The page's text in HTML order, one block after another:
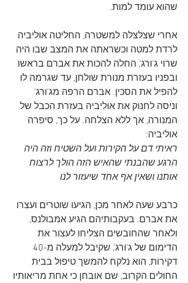
שהוא עומד למות.
אחרי שצלצלה למשטרה, החליטה אוליביה
לרדת למטה וכשראתה את המצב שבו היה
שרוי ג'ורג', החלה להכות את אברם בראשו
ובפניו בעזרת מנורת שולחן, עד שגרמה לו
להפיל את הסכין. אברם הרפה מג'ורג'
וניסה לחנוק את אוליביה בעזרת הכבל של
המנורה, אך ללא הצלחה. על כך, סיפרה
אוליביה:
ראיתי דם על הקירות ועל השטיח וזה היה
הרגע שהבנתי שהאיש הזה הולך לרצוח
אותנו ושאין אף אחד שיעזור לנו
כרבע שעה לאחר מכן, הגיעו שוטרים ועצרו
את אברם. בעקבותיהם הגיע אמבולנס,
ולאחר שהחובשים הצליחו לעצור את
דקירות, הוא נלקח להמשך טיפול בבית
החולים הקרוב, שם אובחן כי אחת מריאותיו